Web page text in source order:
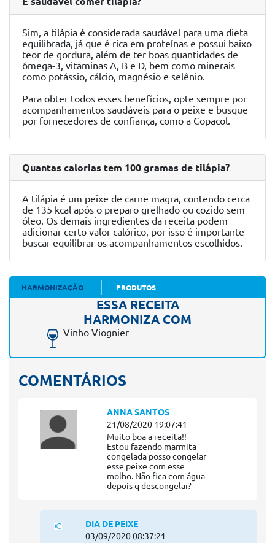
Sim, a tilápia é considerada saudável para uma dieta
equilibrada, já que é rica em proteínas e possui baixo
teor de gordura, além de ter boas quantidades de
ômega-3, vitaminas A, B e D, bem como minerais
como potássio, cálcio, magnésio e selênio.
Para obter todos esses benefícios, opte sempre por
acompanhamentos saudáveis para o peixe e busque
por fornecedores de confiança, como a Copacol.
Quantas calorias tem 100 gramas de tilápia?
A tilápia é um peixe de carne magra, contendo cerca
de 135 kcal após o preparo grelhado ou cozido sem
óleo. Os demais ingredientes da receita podem
adicionar certo valor calórico, por isso é importante
buscar equilibrar os acompanhamentos escolhidos.
HARMONIZAÇÃO PRODUTOS
ESSA RECEITA
HARMONIZA COM
Vinho Viognier
COMENTÁRIOS
ANNA SANTOS
21/08/2020 19:07:41
Muito boa a receita!!
Estou fazendo marmita
congelada posso congelar
esse peixe com esse
molho. Não fica com água
depois q descongelar?
DIA DE PEIXE
03/09/2020 08:37:21